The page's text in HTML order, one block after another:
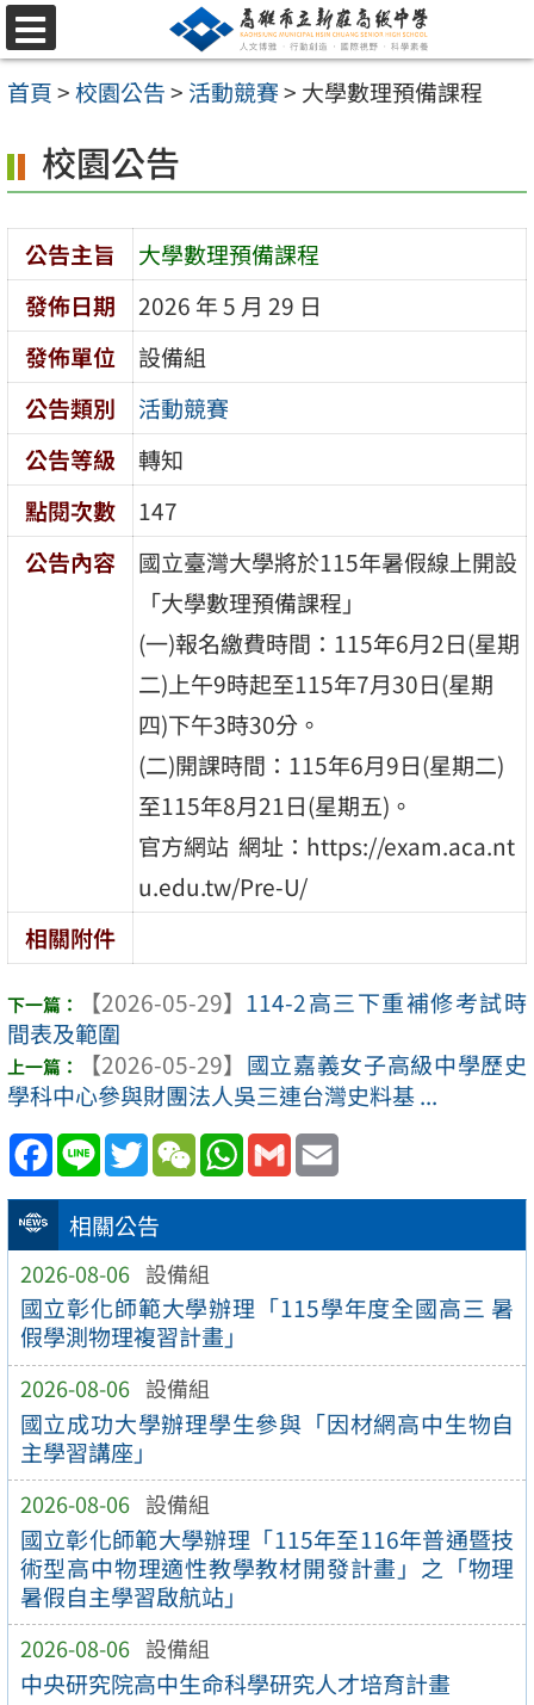
跳
至
主
內
容
選
單
首頁>校園公告> 活動競賽> 大學數理預備課程
相關公告
2026-08-06 設備組
國立彰化師範大學辦理「115學年度全國高三 暑
假學測物理複習計畫」
2026-08-06 設備組
國立成功大學辦理學生參與「因材網高中生物自
主學習講座」
2026-08-06 設備組
國立彰化師範大學辦理「115年至116年普通暨技
術型高中物理適性教學教材開發計畫」之「物理
暑假自主學習啟航站」
2026-08-06 設備組
中央研究院高中生命科學研究人才培育計畫
校園公告
公告主旨
大學數理預備課程
發佈日期
2026 年 5 月 29 日
發佈單位
設備組
公告類別
活動競賽
公告等級
轉知
點閱次數
147
公告內容
國立臺灣大學將於115年暑假線上開設
「大學數理預備課程」
(一)報名繳費時間：115年6月2日(星期
二)上午9時起至115年7月30日(星期
四)下午3時30分。
(二)開課時間：115年6月9日(星期二)
至115年8月21日(星期五)。
官方網站 網址：https://exam.aca.nt
u.edu.tw/Pre-U/
相關附件
【2026-05-29】 114-2高三下重補修考試時
間表及範圍
【2026-05-29】 國立嘉義女子高級中學歷史
學科中心參與財團法人吳三連台灣史料基 ...
Facebook
Line TwitterWeChatWhatsApp
Gmail